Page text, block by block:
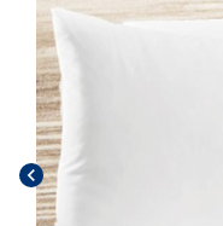
chevron_left